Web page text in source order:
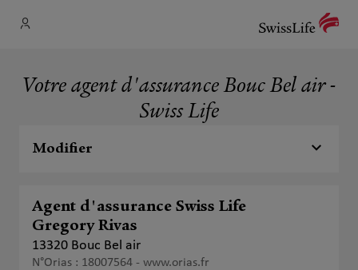
Votre agent d'assurance Bouc Bel air -
Swiss Life
Modifier
Agent d'assurance Swiss Life
Gregory Rivas
13320 Bouc Bel air
N°Orias : 18007564 - www.orias.fr